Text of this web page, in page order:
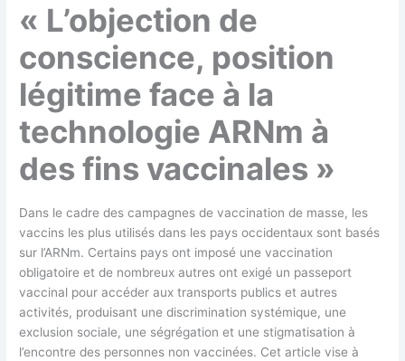
« L’objection de
conscience, position
légitime face à la
technologie ARNm à
des fins vaccinales »
Dans le cadre des campagnes de vaccination de masse, les
vaccins les plus utilisés dans les pays occidentaux sont basés
sur l’ARNm. Certains pays ont imposé une vaccination
obligatoire et de nombreux autres ont exigé un passeport
vaccinal pour accéder aux transports publics et autres
activités, produisant une discrimination systémique, une
exclusion sociale, une ségrégation et une stigmatisation à
l’encontre des personnes non vaccinées. Cet article vise à